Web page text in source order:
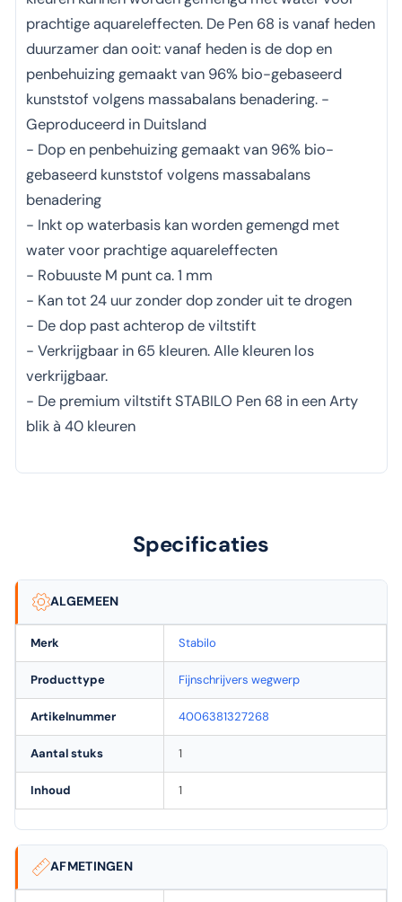
prachtige aquareleffecten. De Pen 68 is vanaf heden
duurzamer dan ooit: vanaf heden is de dop en
penbehuizing gemaakt van 96% bio-gebaseerd
kunststof volgens massabalans benadering. -
Geproduceerd in Duitsland
- Dop en penbehuizing gemaakt van 96% bio-
gebaseerd kunststof volgens massabalans
benadering
- Inkt op waterbasis kan worden gemengd met
water voor prachtige aquareleffecten
- Robuuste M punt ca. 1 mm
- Kan tot 24 uur zonder dop zonder uit te drogen
- De dop past achterop de viltstift
- Verkrijgbaar in 65 kleuren. Alle kleuren los
verkrijgbaar.
- De premium viltstift STABILO Pen 68 in een Arty
blik à 40 kleuren
Specificaties
ALGEMEEN
Merk Stabilo
Producttype Fijnschrijvers wegwerp
Artikelnummer 4006381327268
Aantal stuks 1
Inhoud 1
AFMETINGEN